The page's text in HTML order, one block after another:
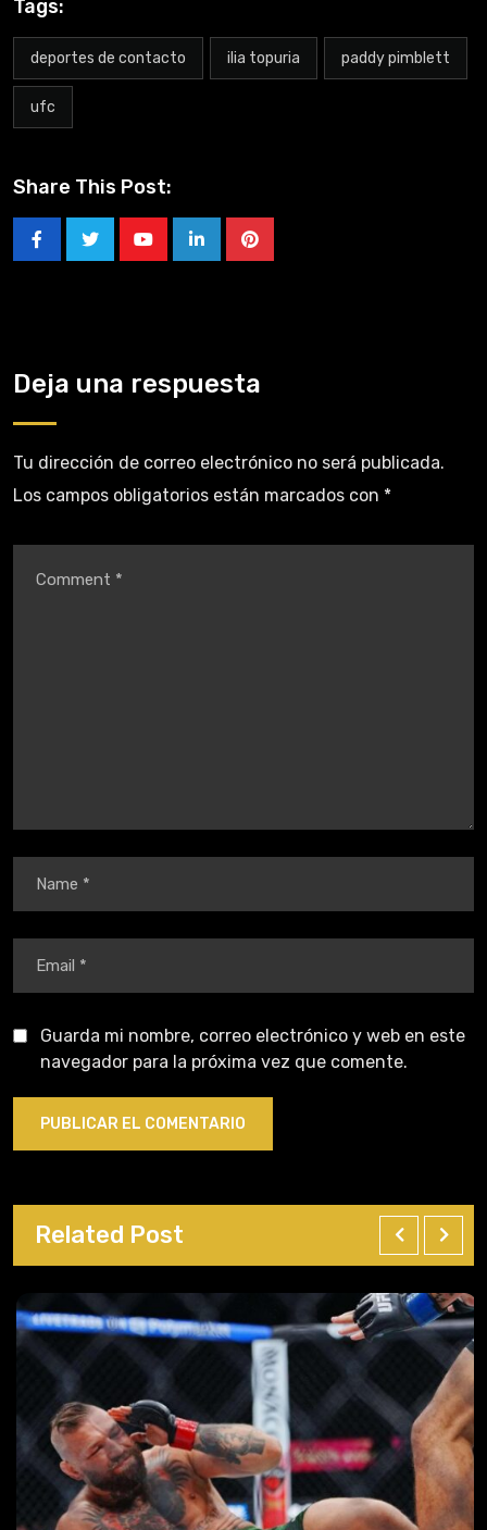
Tags:
deportes de contacto ilia topuria paddy pimblett
ufc
Share This Post:
Deja una respuesta
Tu dirección de correo electrónico no será publicada.
Los campos obligatorios están marcados con *
Guarda mi nombre, correo electrónico y web en este
navegador para la próxima vez que comente.
Related Post